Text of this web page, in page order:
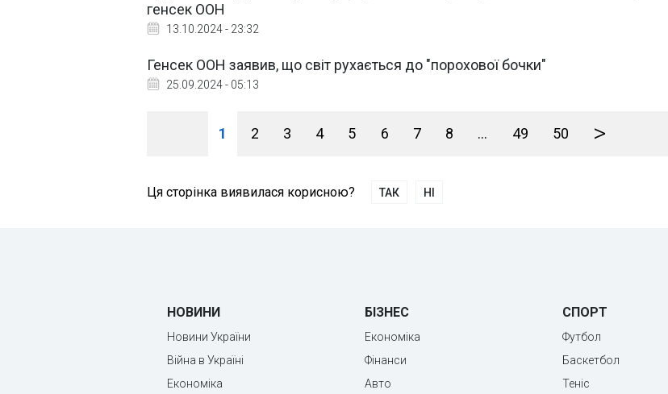
генсек ООН
13.10.2024 - 23:32
Генсек ООН заявив, що світ рухається до "порохової бочки"
25.09.2024 - 05:13
1 2 3 4 5 6 7 8 ... 49 50 >
Ця сторінка виявилася корисною? ТАК НІ
НОВИНИ
Новини України
Війна в Україні
Економіка
БІЗНЕС
Економіка
Фінанси
Авто
СПОРТ
Футбол
Баскетбол
Теніс